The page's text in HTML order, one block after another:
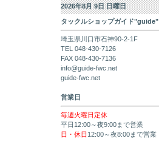
2026年8月 9日 日曜日
タックルショップガイド"guide"
埼玉県川口市石神90-2-1F
TEL 048-430-7126
FAX 048-430-7136
info@guide-fwc.net
guide-fwc.net
営業日
毎週火曜日定休
平日12:00～夜9:00まで営業
日・休日 12:00～夜8:00まで営業